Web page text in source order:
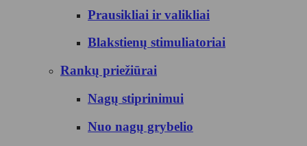
Prausikliai ir valikliai
Blakstienų stimuliatoriai
Rankų priežiūrai
Nagų stiprinimui
Nuo nagų grybelio